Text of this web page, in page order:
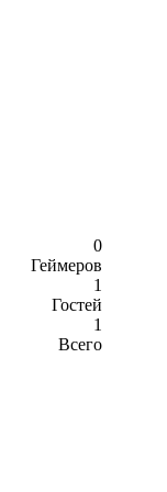
0
Геймеров
1
Гостей
1
Всего